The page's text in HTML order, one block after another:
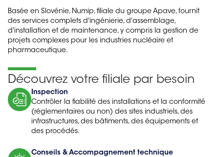
Basée en Slovénie, Numip, filiale du groupe Apave, fournit
des services complets d'ingénierie, d'assemblage,
d'installation et de maintenance, y compris la gestion de
projets complexes pour les industries nucléaire et
pharmaceutique.
Découvrez votre filiale par besoin
Inspection
Contrôler la fiabilité des installations et la conformité
(réglementaires ou non) des sites industriels, des
infrastructures, des bâtiments, des équipements et
des procédés.
Conseils & Accompagnement technique